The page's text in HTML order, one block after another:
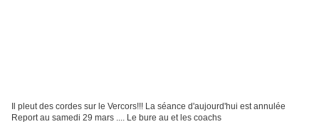
Il pleut des cordes sur le Vercors!!! La séance d'aujourd'hui est annulée
Report au samedi 29 mars .... Le bure au et les coachs